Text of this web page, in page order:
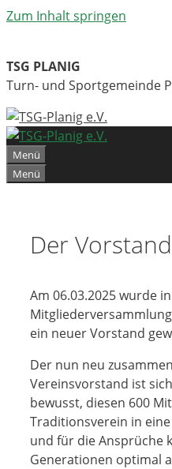
Zum Inhalt springen
TSG PLANIG
Turn- und Sportgemeinde
Menü
Menü
Der
Am 06.03.2025 wurde
Mitgliederversammlung
ein neuer Vorstand
Der nun neu
Vereinsvorstand ist
bewusst, diesen 600
Traditionsverein in
und für die Ansprüche
Generationen optimal